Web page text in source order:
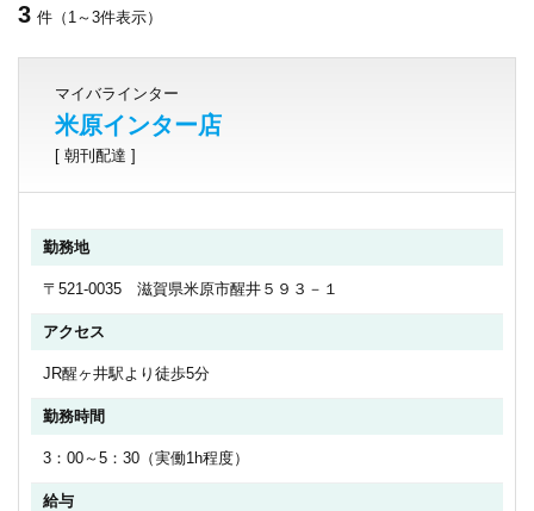
3 件（1～3件表示）
マイバラインター
米原インター店
[ 朝刊配達 ]
勤務地
〒521-0035 滋賀県米原市醒井５９３－１
アクセス
JR醒ヶ井駅より徒歩5分
勤務時間
3：00～5：30（実働1h程度）
給与